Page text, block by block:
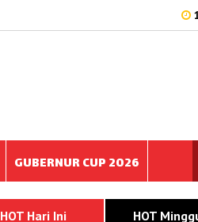
GUBERNUR CUP 2026
HOT Hari Ini HOT